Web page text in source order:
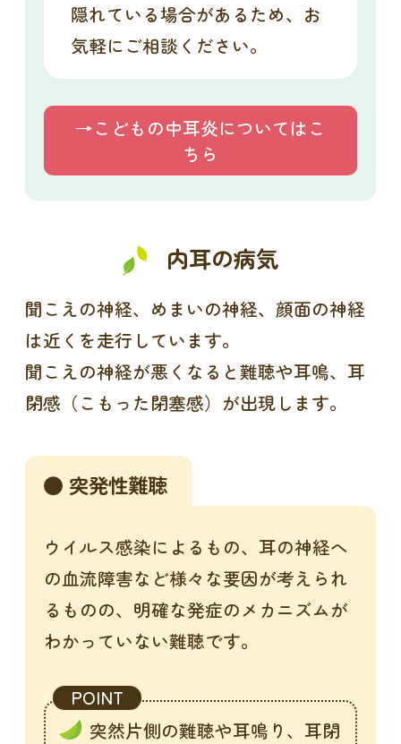
隠れている場合があるため、お
気軽にご相談ください。
→こどもの中耳炎についてはこ
ちら
内耳の病気
聞こえの神経、めまいの神経、顔面の神経
は近くを走行しています。
聞こえの神経が悪くなると難聴や耳鳴、耳
閉感（こもった閉塞感）が出現します。
突発性難聴
ウイルス感染によるもの、耳の神経へ
の血流障害など様々な要因が考えられ
るものの、明確な発症のメカニズムが
わかっていない難聴です。
POINT
突然片側の難聴や耳鳴り、耳閉